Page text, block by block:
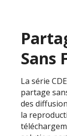
Sans
La série
partage
des
la